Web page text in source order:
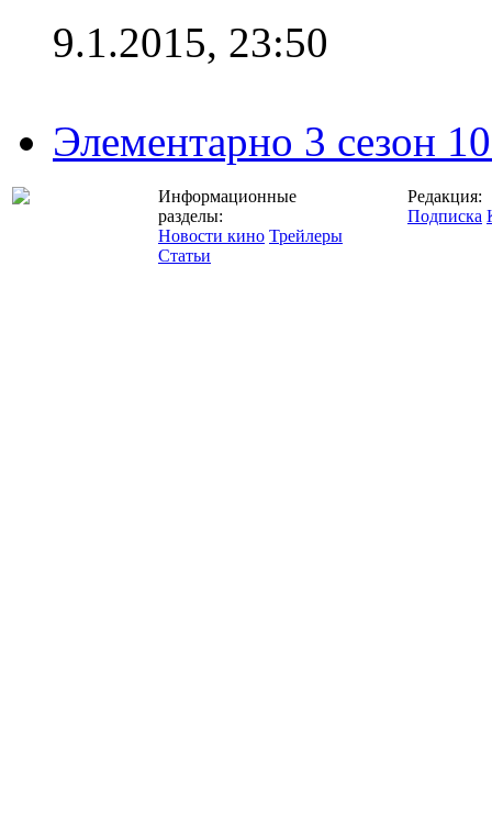
9.1.2015, 23:50
Элементарно 3 сезон
Информационные
разделы:
Новости кино Трейлеры
Статьи
Редакция:
Подписка